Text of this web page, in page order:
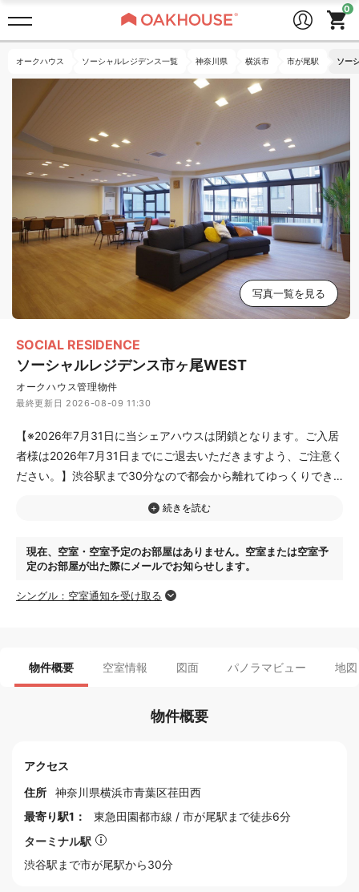
オークハウス ソーシャルレジデンス一覧 神奈川県 横浜市 市が尾駅 ソー
写真一覧を見る
SOCIAL RESIDENCE
ソーシャルレジデンス市ヶ尾WEST
オークハウス管理物件
最終更新日 2026-08-09 11:30
【※2026年7月31日に当シェアハウスは閉鎖となります。ご入居
者様は2026年7月31日までにご退去いただきますよう、ご注意く
ださい。】渋谷駅まで30分なので都会から離れてゆっくりでき
ッチンやラウンジの他に、シアタールームやテレワークに嬉しい
のでお手持ちの家具でアレンジできるのも嬉しいポイントです！
周辺にはホームセンターやコンビニ、レストランも徒歩圏内です
ので充実しています。また公園がたくさんあり、散歩コースを複
現在、空室・空室予定のお部屋はありません。空室または空室予
定のお部屋が出た際にメールでお知らせします。
シングル：空室通知を受け取る
物件概要 空室情報 図面 パノラマビュー 地図
物件概要
アクセス
住所
神奈川県横浜市青葉区荏田西
最寄り駅1：
東急田園都市線 / 市が尾駅 まで徒歩6分
ターミナル駅
渋谷駅まで市が尾駅から30分